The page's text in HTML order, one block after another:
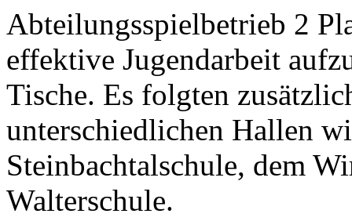
Abteilungsspielbetrieb 2
effektive Jugendarbeit
Tische. Es folgten
unterschiedlichen Hallen
Steinbachtalschule, dem
Walterschule.